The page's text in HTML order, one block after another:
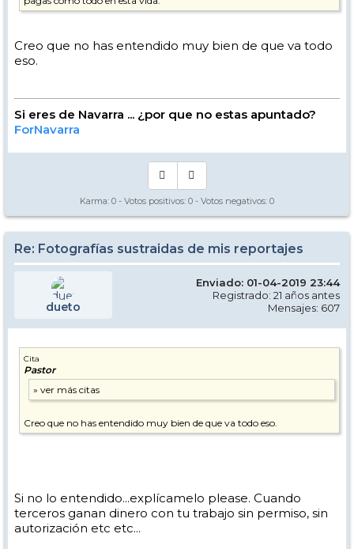
Creo que no has entendido muy bien de que va todo
eso.
Si eres de Navarra ... ¿por que no estas apuntado?
ForNavarra
Karma: 0 - Votos positivos: 0 - Votos negativos: 0
Re: Fotografías sustraidas de mis reportajes
dueto
Enviado: 01-04-2019 23:44
Registrado: 21 años antes
Mensajes: 607
Cita
Pastor
Creo que no has entendido muy bien de que va todo eso.
Si no lo entendido...explícamelo please. Cuando
terceros ganan dinero con tu trabajo sin permiso, sin
autorización etc etc...